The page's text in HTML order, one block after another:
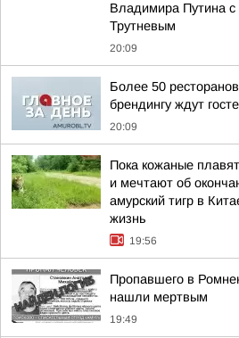
Владимира Путина
Трутневым
20:09
Более 50
брендингу ждут
20:09
Пока кожаные
и мечтают об
амурский тигр в
жизнь
19:56
Пропавшего в
нашли мертвым
19:49